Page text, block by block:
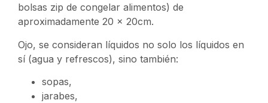
bolsas zip de congelar alimentos) de
aproximadamente 20 x 20cm.
Ojo, se consideran líquidos no solo los líquidos en
sí (agua y refrescos), sino también:
sopas,
jarabes,